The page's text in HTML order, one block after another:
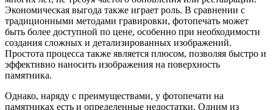
Экономическая выгода также играет роль. В сравнении с
традиционными методами гравировки, фотопечать может
быть более доступной по цене, особенно при необходимости
создания сложных и детализированных изображений.
Простота процесса также является плюсом, позволяя быстро и
эффективно наносить изображения на поверхность
памятника.
Однако, наряду с преимуществами, у фотопечати на
памятниках есть и определенные недостатки. Одним из